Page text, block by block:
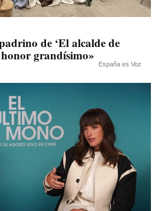
de ‘El alcalde de
grandísimo»
España es Voz